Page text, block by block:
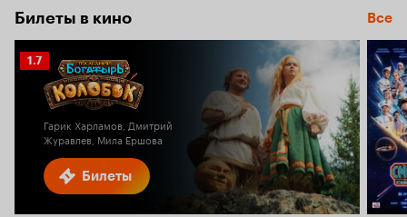
Билеты в кино Все
Билеты
Рейтинг
Кинопоиска
1.7
Гарик Харламов, Дмитрий
Журавлев, Мила Ершова